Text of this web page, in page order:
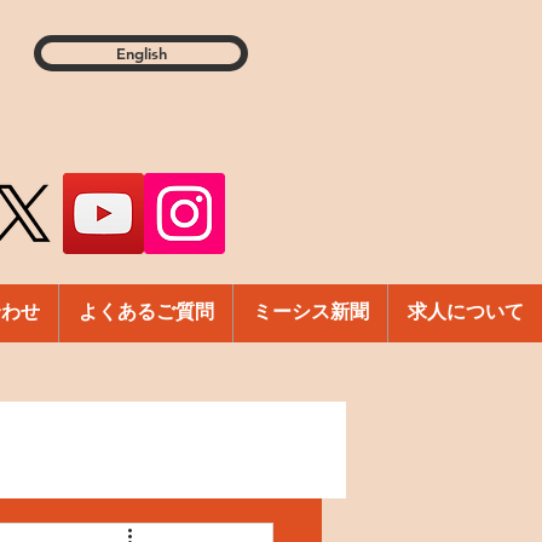
English
せ よくあるご質問 ミーシス新聞 求人について